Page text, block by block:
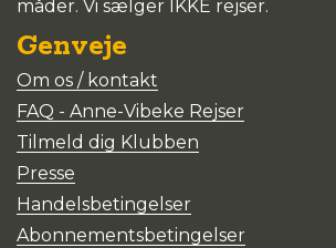
måder. Vi sælger IKKE rejser.
Genveje
Om os / kontakt
FAQ - Anne-Vibeke Rejser
Tilmeld dig Klubben
Presse
Handelsbetingelser
Abonnementsbetingelser